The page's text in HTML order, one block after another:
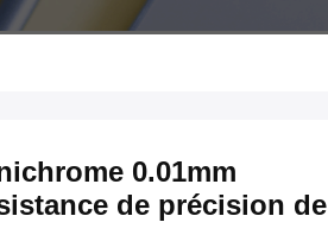
0.01mm
de précision de